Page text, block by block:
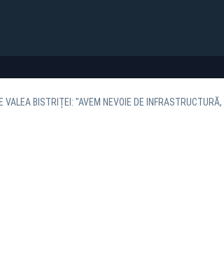
VALEA BISTRIȚEI: "AVEM NEVOIE DE